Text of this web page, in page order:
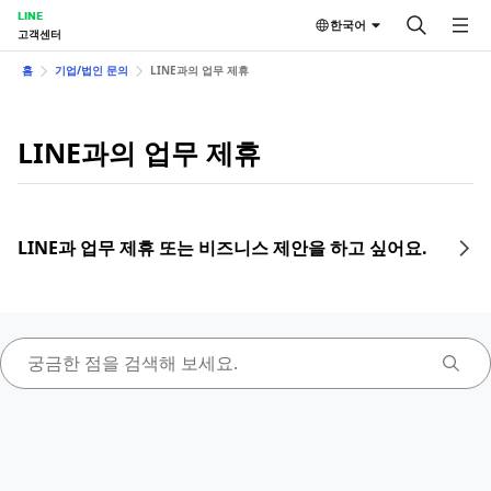
LINE
고객센터
한국어
홈 기업/법인 문의 LINE과의 업무 제휴
LINE과의 업무 제휴
LINE과 업무 제휴 또는 비즈니스 제안을 하고 싶어요.